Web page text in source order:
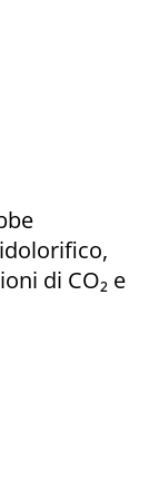
di CO₂ e